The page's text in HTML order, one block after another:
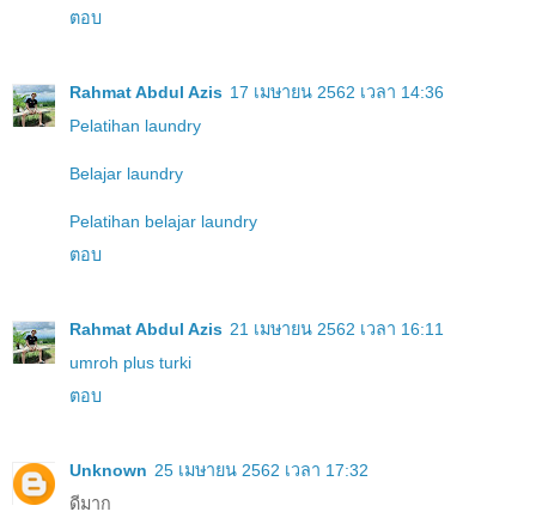
ตอบ
Rahmat Abdul Azis 17 เมษายน 2562 เวลา 14:36
Pelatihan laundry
Belajar laundry
Pelatihan belajar laundry
ตอบ
Rahmat Abdul Azis 21 เมษายน 2562 เวลา 16:11
umroh plus turki
ตอบ
Unknown 25 เมษายน 2562 เวลา 17:32
ดีมาก